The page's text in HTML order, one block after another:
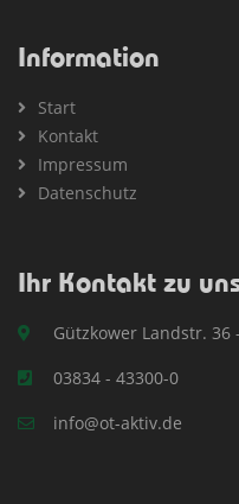
Information
Start
Kontakt
Impressum
Datenschutz
Ihr Kontakt zu
Gützkower Landstr. 36
03834 - 43300-0
info@ot-aktiv.de